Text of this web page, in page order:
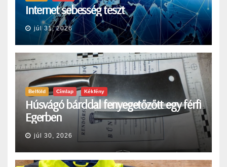
Internet sebesség teszt
júl 31, 2026
Belföld Címlap Kékfény
Húsvágó bárddal fenyegetőzőtt egy férfi
Egerben
júl 30, 2026